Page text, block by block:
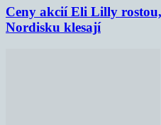
Ceny akcií Eli Lilly
Nordisku klesají